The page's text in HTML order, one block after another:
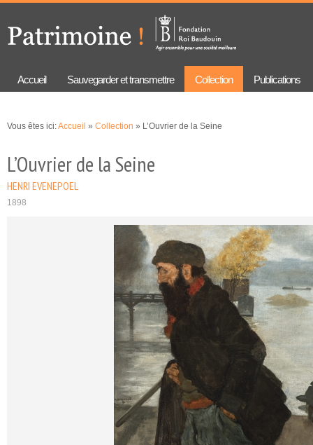
principal
Accueil Sauvegarder et transmettre Collection Publications
Vous êtes ici:Accueil » Collection » L’Ouvrier de la Seine
L’Ouvrier de la Seine
HENRI EVENEPOEL
1898